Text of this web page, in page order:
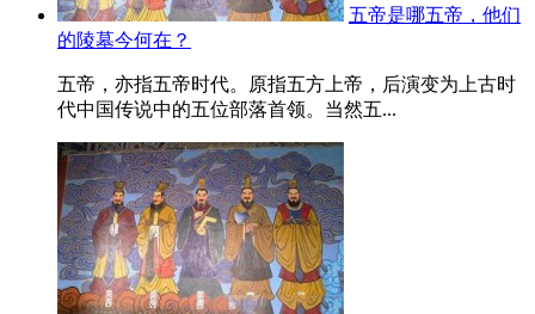
五帝是哪五帝，他们
的陵墓今何在？
五帝，亦指五帝时代。原指五方上帝，后演变为上古时
代中国传说中的五位部落首领。当然五...